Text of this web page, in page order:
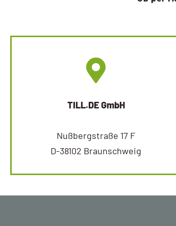
TILL.DE GmbH
Nußbergstraße 17 F
D-38102 Braunschweig